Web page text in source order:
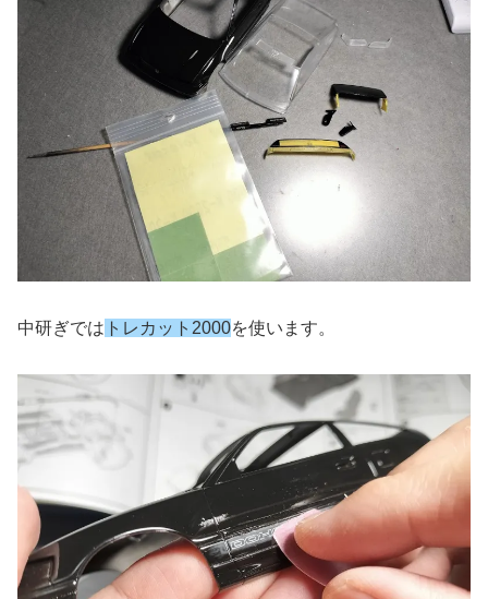
中研ぎでは トレカット2000を使います。